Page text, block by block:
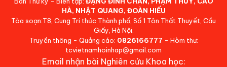
HÀ, NHẬT QUANG, ĐOÀN HIẾU
Tòa soạn:T8, Cung Trí thức Thành phố, Số 1 Tôn Thất Thuyết, Cầu
Giấy, Hà Nội.
Truyền thông - Quảng cáo: 0826166777 - Hòm thư:
tcvietnamhoinhap@gmail.com
Email nhận bài Nghiên cứu Khoa học: